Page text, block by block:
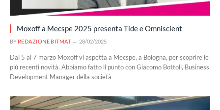
Moxoff a Mecspe 2025 presenta Tide e Omniscient
BY REDAZIONE BITMAT 28/02/2025
Dal 5 al 7 marzo Moxoff vi aspetta a Mecspe, a Bologna, per scoprire le
più recenti novità. Abbiamo fatto il punto con Giacomo Bottoli, Business
Development Manager della società